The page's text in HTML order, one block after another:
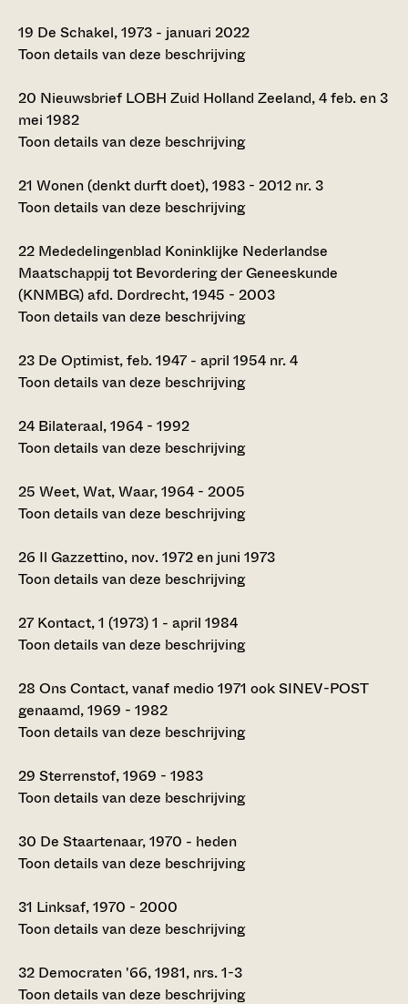
19 De Schakel, 1973 - januari 2022
Toon details van deze beschrijving
20 Nieuwsbrief LOBH Zuid Holland Zeeland, 4 feb. en 3
mei 1982
Toon details van deze beschrijving
21 Wonen (denkt durft doet), 1983 - 2012 nr. 3
Toon details van deze beschrijving
22 Mededelingenblad Koninklijke Nederlandse
Maatschappij tot Bevordering der Geneeskunde
(KNMBG) afd. Dordrecht, 1945 - 2003
Toon details van deze beschrijving
23 De Optimist, feb. 1947 - april 1954 nr. 4
Toon details van deze beschrijving
24 Bilateraal, 1964 - 1992
Toon details van deze beschrijving
25 Weet, Wat, Waar, 1964 - 2005
Toon details van deze beschrijving
26 Il Gazzettino, nov. 1972 en juni 1973
Toon details van deze beschrijving
27 Kontact, 1 (1973) 1 - april 1984
Toon details van deze beschrijving
28 Ons Contact, vanaf medio 1971 ook SINEV-POST
genaamd, 1969 - 1982
Toon details van deze beschrijving
29 Sterrenstof, 1969 - 1983
Toon details van deze beschrijving
30 De Staartenaar, 1970 - heden
Toon details van deze beschrijving
31 Linksaf, 1970 - 2000
Toon details van deze beschrijving
32 Democraten '66, 1981, nrs. 1-3
Toon details van deze beschrijving